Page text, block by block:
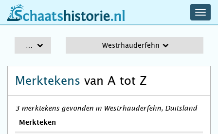
schaatshistorie.nl
Westrhauderfehn
Merktekens van A tot Z
3 merktekens gevonden in Westrhauderfehn, Duitsland
Merkteken